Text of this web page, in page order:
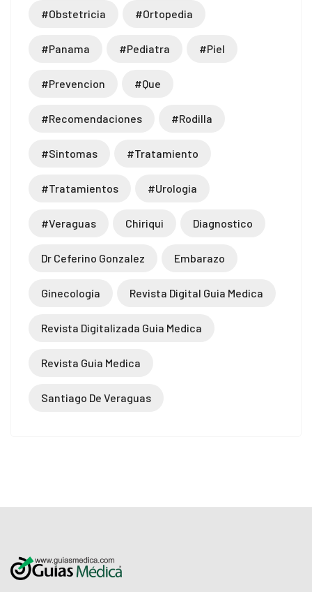
#obstetricia #ortopedia
#panama #pediatra #piel
#prevencion #que
#recomendaciones #rodilla
#sintomas #tratamiento
#tratamientos #urologia
#veraguas Chiriqui Diagnostico
Dr Ceferino Gonzalez Embarazo
Ginecología Revista Digital Guia Medica
Revista Digitalizada Guia Medica
Revista Guia Medica
Santiago De Veraguas